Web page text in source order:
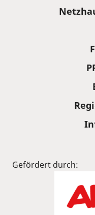
Gefördert durch: